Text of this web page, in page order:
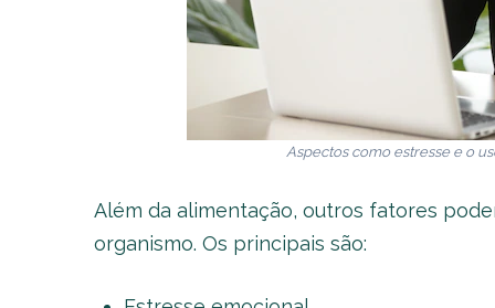
Aspectos como estresse e o
Além da alimentação, outros fatores
organismo. Os principais são: